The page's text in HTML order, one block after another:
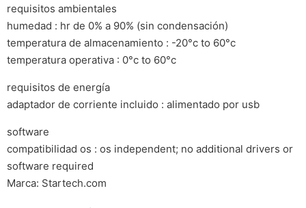
requisitos ambientales
humedad : hr de 0% a 90% (sin condensación)
temperatura de almacenamiento : -20°c to 60°c
temperatura operativa : 0°c to 60°c
requisitos de energía
adaptador de corriente incluido : alimentado por usb
software
compatibilidad os : os independent; no additional drivers or
software required
Marca: Startech.com